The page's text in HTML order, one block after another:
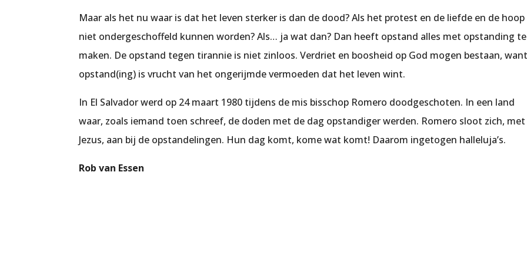
Maar als het nu waar is dat het leven sterker is dan de dood? Als het protest en de liefde en de hoop
niet ondergeschoffeld kunnen worden? Als… ja wat dan? Dan heeft opstand alles met opstanding te
maken. De opstand tegen tirannie is niet zinloos. Verdriet en boosheid op God mogen bestaan,
opstand(ing) is vrucht van het ongerijmde vermoeden dat het leven wint.
In El Salvador werd op 24 maart 1980 tijdens de mis bisschop Romero doodgeschoten. In een land
waar, zoals iemand toen schreef, de doden met de dag opstandiger werden. Romero sloot zich, met
Jezus, aan bij de opstandelingen. Hun dag komt, kome wat komt! Daarom ingetogen halleluja’s.
Rob van Essen